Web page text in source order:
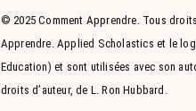
© 2025 Comment Apprendre. Tous
Apprendre. Applied Scholastics et le
Education) et sont utilisées avec son
droits d’auteur, de L. Ron Hubbard.